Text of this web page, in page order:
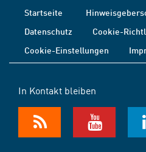
Startseite
Datenschutz
Cookie-
Cookie-Einstellungen
In Kontakt bleiben